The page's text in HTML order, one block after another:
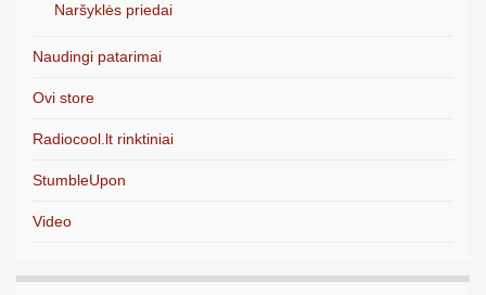
Naršyklės priedai
Naudingi patarimai
Ovi store
Radiocool.lt rinktiniai
StumbleUpon
Video